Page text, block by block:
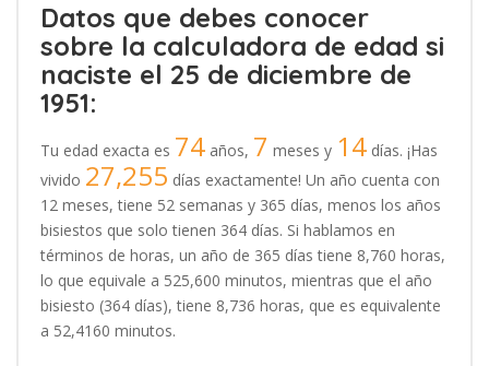
Datos que debes conocer
sobre la calculadora de edad si
naciste el 25 de diciembre de
1951:
Tu edad exacta es 74 años, 7 meses y 14 días. ¡Has
vivido 27,255 días exactamente! Un año cuenta con
12 meses, tiene 52 semanas y 365 días, menos los años
bisiestos que solo tienen 364 días. Si hablamos en
términos de horas, un año de 365 días tiene 8,760 horas,
lo que equivale a 525,600 minutos, mientras que el año
bisiesto (364 días), tiene 8,736 horas, que es equivalente
a 52,4160 minutos.